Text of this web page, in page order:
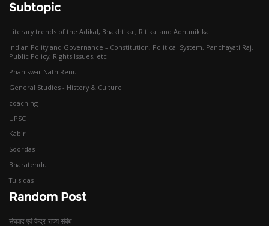
Subtopic
Literary trends of the Adikal, Bhakhtikal, Ritikal and Adhunik kal
Indian Polity and Governance – Constitution, Political System, Panchayati Raj,
Public Policy, Rights Issues, etc
Phaniswar Nath Renu
General Studies - History & Culture
coaching
UPSC
Kabir
Soordas
Bharatendu
Tulsidas
Random Post
संघवाद एवं केंद्र-राज्य संबंध